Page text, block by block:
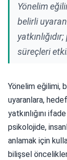
Yönelim
belirli
süreçleri
Yönelim eğilimi,
uyaranlara,
yatkınlığını
psikolojide,
anlamak için
bilişsel